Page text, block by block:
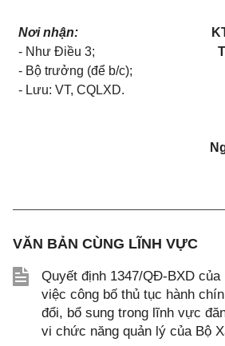
Nơi nhận:
- Như Điều 3;
- Bộ trưởng (để b/c);
- Lưu: VT, CQLXD.
VĂN BẢN CÙNG LĨNH VỰC
Quyết định 1347/QĐ-BXD
việc công bố thủ tục hành
đổi, bổ sung trong lĩnh vực
vi chức năng quản lý của Bộ